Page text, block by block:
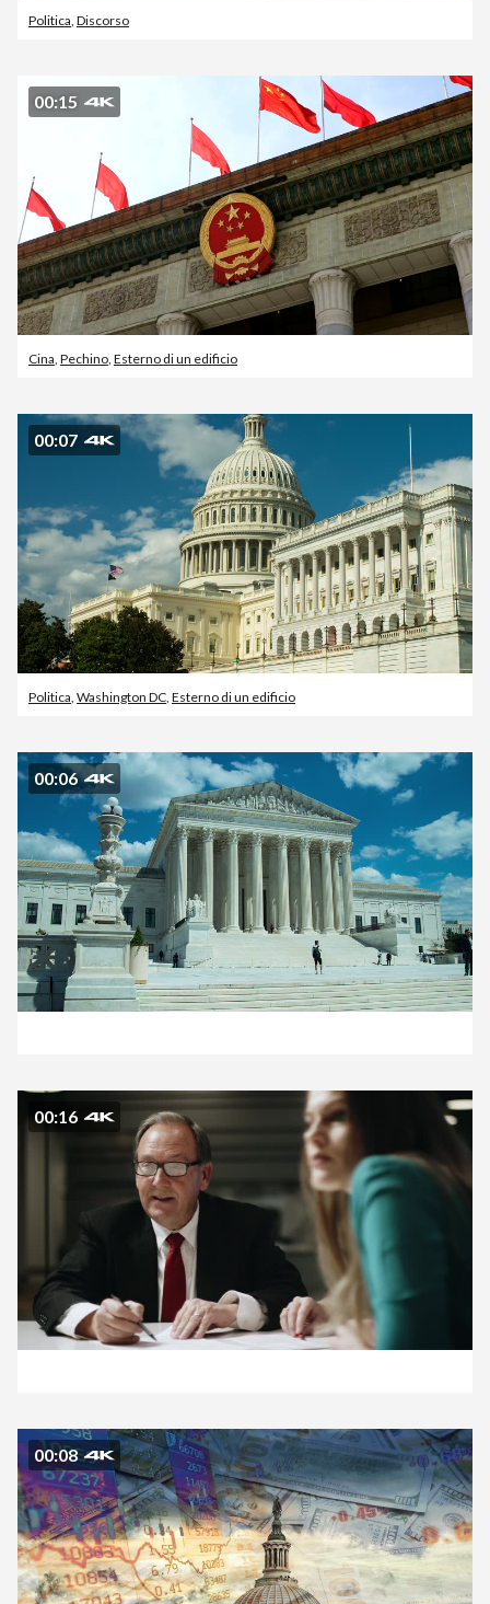
Politica Discorso
00:15
Cina Pechino Esterno di un edificio
00:07
Politica Washington DC Esterno di un edificio
00:06
00:16
00:08